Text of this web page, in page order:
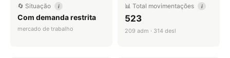
🔄 Situação i
Com demanda restrita
mercado de trabalho
📊 Total movimentações i
523
209 adm · 314 desl